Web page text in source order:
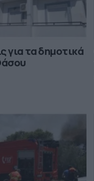
για τα δημοτικά